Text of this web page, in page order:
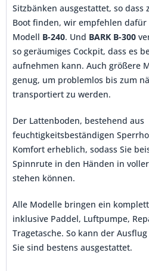
Sitzbänken ausgestattet, so dass
Boot finden, wir empfehlen dafür
Modell B-240. Und BARK B-300
so geräumiges Cockpit, dass es
aufnehmen kann. Auch größere
genug, um problemlos bis zum
transportiert zu werden.
Der Lattenboden, bestehend aus
feuchtigkeitsbeständigen
Komfort erheblich, sodass Sie
Spinnrute in den Händen in
stehen können.
Alle Modelle bringen ein
inklusive Paddel, Luftpumpe,
Tragetasche. So kann der
Sie sind bestens ausgestattet.